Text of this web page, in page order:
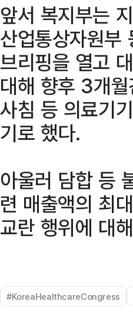
앞서 복지부는
산업통상자원부
브리핑을 열고
대해 향후 3개
사침 등 의료기
기로 했다.
아울러 담합 등
련 매출액의 최
교란 행위에 대
#KoreaHealthcareCongress